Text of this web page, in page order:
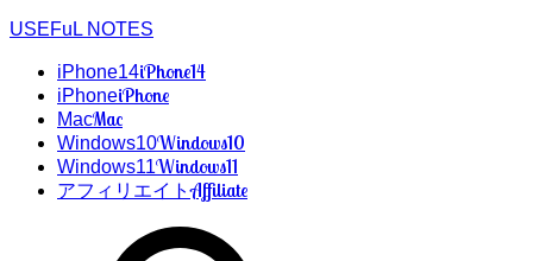
USEFuL NOTES
iPhone14iPhone14
iPhoneiPhone
MacMac
Windows10Windows10
Windows11Windows11
アフィリエイトAffiliate